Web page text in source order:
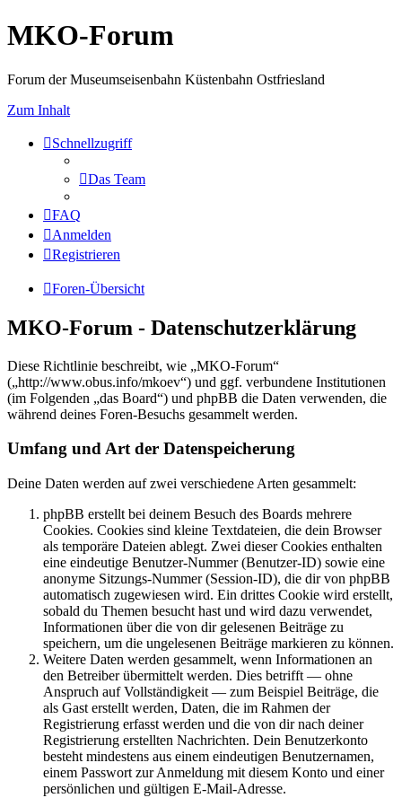
MKO-Forum
Forum der Museumseisenbahn Küstenbahn Ostfriesland
Zum Inhalt
Schnellzugriff
Das Team
FAQ
Anmelden
Registrieren
Foren-Übersicht
MKO-Forum - Datenschutzerklärung
Diese Richtlinie beschreibt, wie „MKO-Forum“
(„http://www.obus.info/mkoev“) und ggf. verbundene Institutionen
(im Folgenden „das Board“) und phpBB die Daten verwenden, die
während deines Foren-Besuchs gesammelt werden.
Umfang und Art der Datenspeicherung
Deine Daten werden auf zwei verschiedene Arten gesammelt:
phpBB erstellt bei deinem Besuch des Boards mehrere
Cookies. Cookies sind kleine Textdateien, die dein Browser
als temporäre Dateien ablegt. Zwei dieser Cookies enthalten
eine eindeutige Benutzer-Nummer (Benutzer-ID) sowie eine
anonyme Sitzungs-Nummer (Session-ID), die dir von phpBB
automatisch zugewiesen wird. Ein drittes Cookie wird erstellt,
sobald du Themen besucht hast und wird dazu verwendet,
Informationen über die von dir gelesenen Beiträge zu
speichern, um die ungelesenen Beiträge markieren zu können.
Weitere Daten werden gesammelt, wenn Informationen an
den Betreiber übermittelt werden. Dies betrifft — ohne
Anspruch auf Vollständigkeit — zum Beispiel Beiträge, die
als Gast erstellt werden, Daten, die im Rahmen der
Registrierung erfasst werden und die von dir nach deiner
Registrierung erstellten Nachrichten. Dein Benutzerkonto
besteht mindestens aus einem eindeutigen Benutzernamen,
einem Passwort zur Anmeldung mit diesem Konto und einer
persönlichen und gültigen E-Mail-Adresse.